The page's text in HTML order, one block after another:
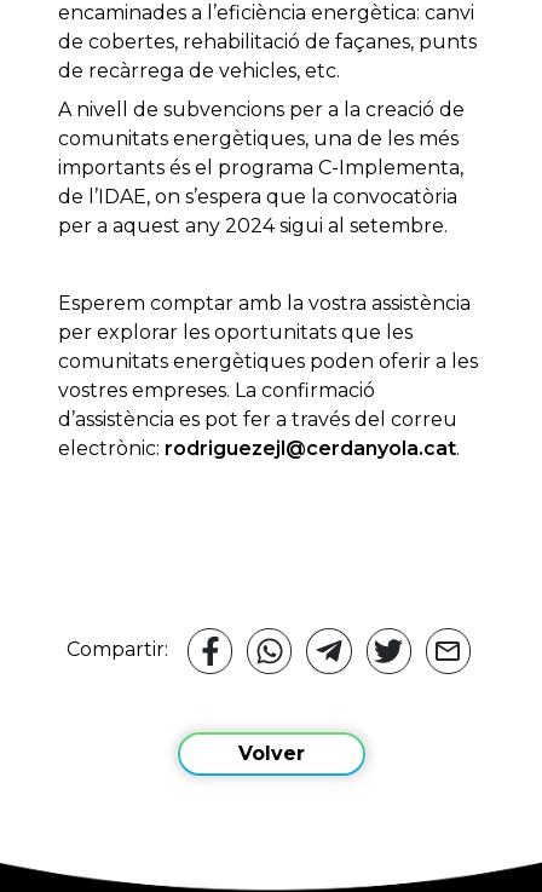
encaminades a l’eficiència energètica: canvi
de cobertes, rehabilitació de façanes, punts
de recàrrega de vehicles, etc.
A nivell de subvencions per a la creació de
comunitats energètiques, una de les més
importants és el programa C-Implementa,
de l’IDAE, on s’espera que la convocatòria
per a aquest any 2024 sigui al setembre.
Esperem comptar amb la vostra assistència
per explorar les oportunitats que les
comunitats energètiques poden oferir a les
vostres empreses. La confirmació
d’assistència es pot fer a través del correu
electrònic: rodriguezejl@cerdanyola.cat.
Compartir:
Volver